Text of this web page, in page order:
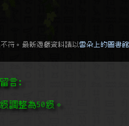
符。最新遊戲資料請以 雲朵上的圖書館
言﹕
調整為50級。